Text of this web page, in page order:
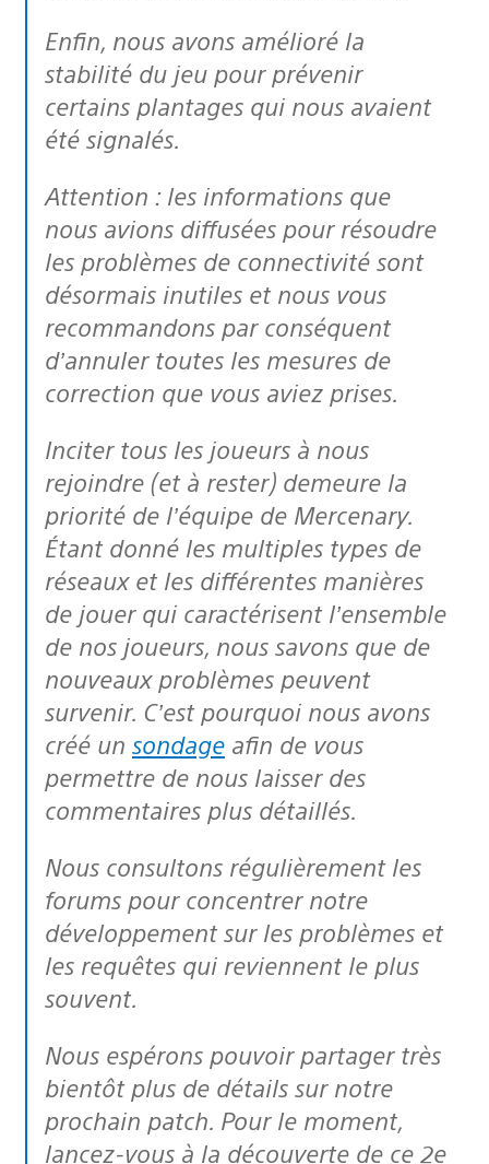
Enfin, nous avons amélioré la
stabilité du jeu pour prévenir
certains plantages qui nous avaient
été signalés.
Attention : les informations que
nous avions diffusées pour résoudre
les problèmes de connectivité sont
désormais inutiles et nous vous
recommandons par conséquent
d’annuler toutes les mesures de
correction que vous aviez prises.
Inciter tous les joueurs à nous
rejoindre (et à rester) demeure la
priorité de l’équipe de Mercenary.
Étant donné les multiples types de
réseaux et les différentes manières
de jouer qui caractérisent l’ensemble
de nos joueurs, nous savons que de
nouveaux problèmes peuvent
survenir. C’est pourquoi nous avons
créé un sondage afin de vous
permettre de nous laisser des
commentaires plus détaillés.
Nous consultons régulièrement les
forums pour concentrer notre
développement sur les problèmes et
les requêtes qui reviennent le plus
souvent.
Nous espérons pouvoir partager très
bientôt plus de détails sur notre
prochain patch. Pour le moment,
lancez-vous à la découverte de ce 2e